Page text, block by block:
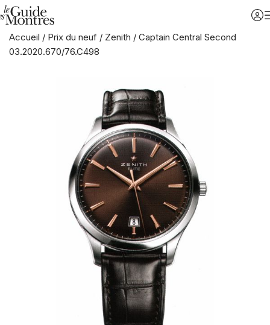
Accueil / Prix du neuf / Zenith / Captain Central Second
03.2020.670/76.C498